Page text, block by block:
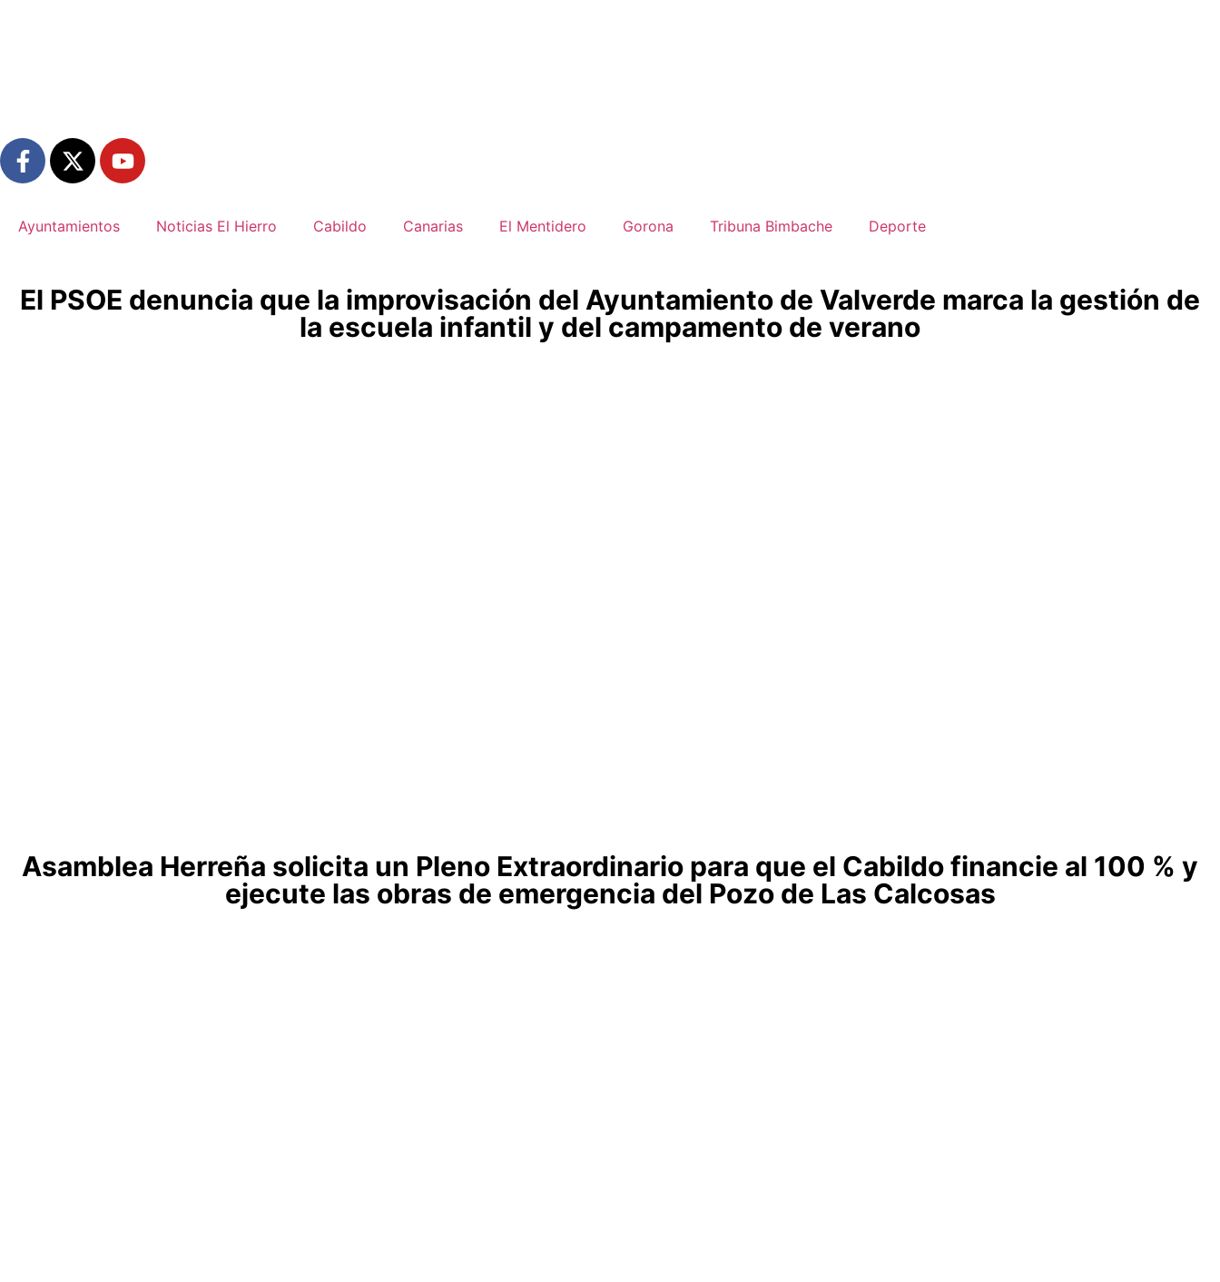
Ayuntamientos Noticias El Hierro Cabildo Canarias El Mentidero Gorona Tribuna Bimbache Deporte
El PSOE denuncia que la improvisación del Ayuntamiento de Valverde marca la gestión de
la escuela infantil y del campamento de verano
Asamblea Herreña solicita un Pleno Extraordinario para que el Cabildo financie al 100 % y
ejecute las obras de emergencia del Pozo de Las Calcosas